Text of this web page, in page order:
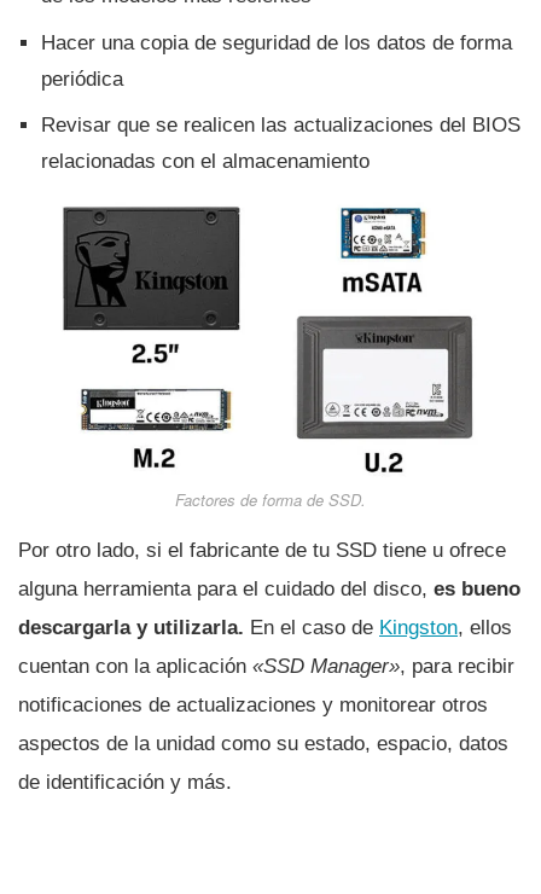
Hacer una copia de seguridad de los datos de forma
periódica
Revisar que se realicen las actualizaciones del BIOS
relacionadas con el almacenamiento
Factores de forma de SSD.
Por otro lado, si el fabricante de tu SSD tiene u ofrece
alguna herramienta para el cuidado del disco, es bueno
descargarla y utilizarla. En el caso de Kingston, ellos
cuentan con la aplicación «SSD Manager», para recibir
notificaciones de actualizaciones y monitorear otros
aspectos de la unidad como su estado, espacio, datos
de identificación y más.